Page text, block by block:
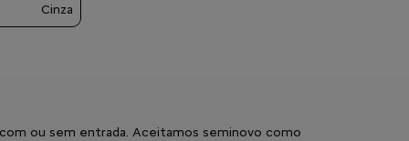
Cinza
com ou sem entrada. Aceitamos seminovo como